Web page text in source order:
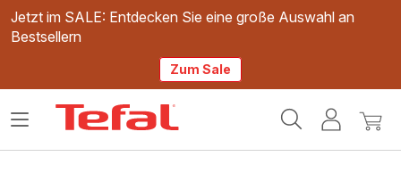
Jetzt im SALE: Entdecken Sie eine große Auswahl an
Bestsellern
Zum Sale
Mein
Mein
Das